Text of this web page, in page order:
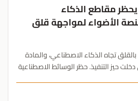
تطبيق Snapchat يحظر مقاطع الذكاء
الأضواء لمواجهة قلق
بالقلق تجاه الذكاء الاصطناعي، والمادة
دخلت حيز التنفيذ. حظر الوسائط الاصطناعية